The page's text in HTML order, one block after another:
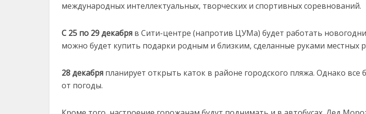
международных интеллектуальных, творческих и спортивных соревнований.
С 25 по 29 декабря в Сити-центре (напротив ЦУМа) будет работать
можно будет купить подарки родным и близким, сделанные руками местных
28 декабря планирует открыть каток в районе городского пляжа. Однако все
от погоды.